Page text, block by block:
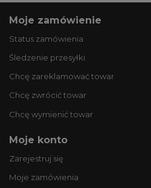
Moje zamówienie
Status zamówienia
Śledzenie przesyłki
Chcę zareklamować towar
Chcę zwrócić towar
Chcę wymienić towar
Moje konto
Zarejestruj się
Moje zamówienia